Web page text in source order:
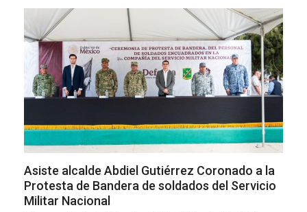
Asiste alcalde Abdiel Gutiérrez Coronado a la
Protesta de Bandera de soldados del Servicio
Militar Nacional